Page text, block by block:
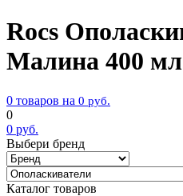
Rocs
Малина 400
0 товаров на 0 руб.
0
0 руб.
Выбери бренд
Каталог товаров